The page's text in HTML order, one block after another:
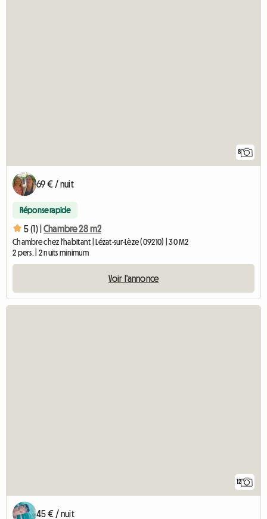
8
69 € / nuit
Réponse rapide
5 (1) | Chambre 28 m2
Chambre chez l'habitant | Lézat-sur-Lèze (09210) | 30 M2
2 pers. | 2 nuits minimum
Voir l'annonce
12
45 € / nuit